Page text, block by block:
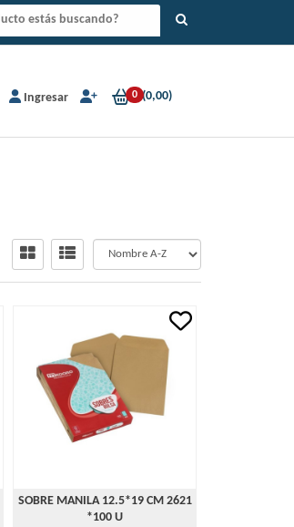
Ingresar 0 (0,00)
SOBRE MANILA 12.5*19 CM 2621
*100 U